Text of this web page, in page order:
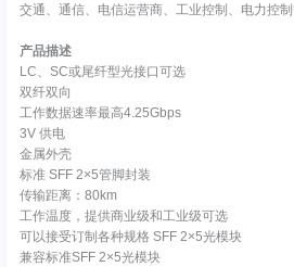
交通、通信、电信运营商、工业控制、电力控
产品描述
LC、SC或尾纤型光接口可选
双纤双向
工作数据速率最高4.25Gbps
3V 供电
金属外壳
标准 SFF 2×5管脚封装
传输距离：80km
工作温度，提供商业级和工业级可选
可以接受订制各种规格 SFF 2×5光模块
兼容标准SFF 2×5光模块